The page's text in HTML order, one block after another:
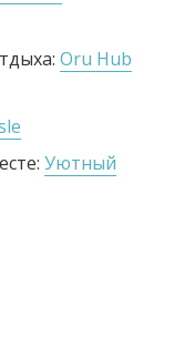
Oru Hub
Уютный